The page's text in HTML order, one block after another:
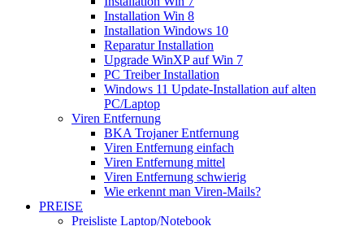
Installation Win 8
Installation Windows 10
Reparatur Installation
Upgrade WinXP auf Win 7
PC Treiber Installation
Windows 11 Update-Installation auf alten
PC/Laptop
Viren Entfernung
BKA Trojaner Entfernung
Viren Entfernung einfach
Viren Entfernung mittel
Viren Entfernung schwierig
Wie erkennt man Viren-Mails?
PREISE
Preisliste Laptop/Notebook